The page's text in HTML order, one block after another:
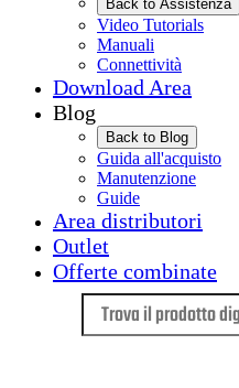
Back to Assistenza
Video Tutorials
Manuali
Connettività
Download Area
Blog
Back to Blog
Guida all'acquisto
Manutenzione
Guide
Area distributori
Outlet
Offerte combinate